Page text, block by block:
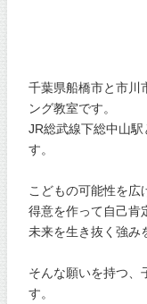
千葉県船橋市と市川
ング教室です。
JR総武線下総中山
す。
こどもの可能性を広
得意を作って自己肯
未来を生き抜く強み
そんな願いを持つ、
す。